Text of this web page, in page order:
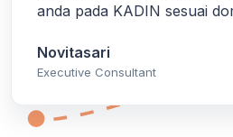
anda pada KADIN sesuai
Novitasari
Executive Consultant